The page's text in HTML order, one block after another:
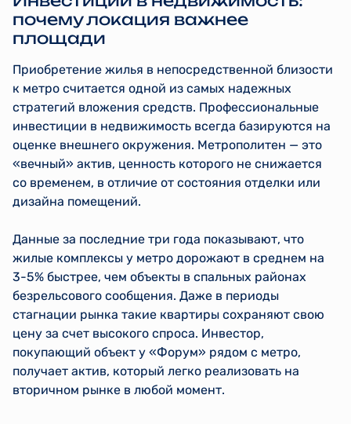
почему локация важнее
площади
Приобретение жилья в непосредственной близости
к метро считается одной из самых надежных
стратегий вложения средств. Профессиональные
инвестиции в недвижимость всегда базируются на
оценке внешнего окружения. Метрополитен — это
«вечный» актив, ценность которого не снижается
со временем, в отличие от состояния отделки или
дизайна помещений.
Данные за последние три года показывают, что
жилые комплексы у метро дорожают в среднем на
3-5% быстрее, чем объекты в спальных районах
безрельсового сообщения. Даже в периоды
стагнации рынка такие квартиры сохраняют свою
цену за счет высокого спроса. Инвестор,
покупающий объект у «Форум» рядом с метро,
получает актив, который легко реализовать на
вторичном рынке в любой момент.